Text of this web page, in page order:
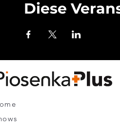
Diese